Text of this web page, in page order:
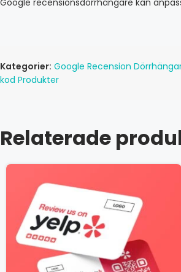
Google recensionsdörrhängare kan
Kategorier: Google Recension
kod Produkter
Relaterade